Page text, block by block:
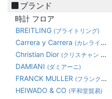
ブランド
時計 フロア
BREITLING (ブライトリング)
Carrera y Carrera (カレライカレラ)
Christian Dior (クリスチャン ディオール)
DAMIANI (ダミアーニ)
FRANCK MULLER (フランク・ミュラー)
HEIWADO & CO (平和堂貿易)